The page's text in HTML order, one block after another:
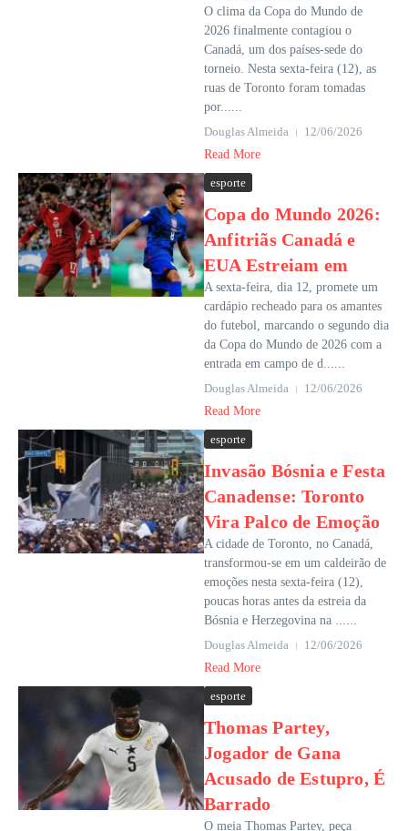
O clima da Copa do Mundo de
2026 finalmente contagiou o
Canadá, um dos países-sede do
torneio. Nesta sexta-feira (12), as
ruas de Toronto foram tomadas
por......
Douglas Almeida
12/06/2026
Read More
esporte
Copa do Mundo 2026:
Anfitriãs Canadá e
EUA Estreiam em
A sexta-feira, dia 12, promete um
cardápio recheado para os amantes
do futebol, marcando o segundo dia
da Copa do Mundo de 2026 com a
entrada em campo de d......
Douglas Almeida
12/06/2026
Read More
esporte
Invasão Bósnia e Festa
Canadense: Toronto
Vira Palco de Emoção
A cidade de Toronto, no Canadá,
transformou-se em um caldeirão de
emoções nesta sexta-feira (12),
poucas horas antes da estreia da
Bósnia e Herzegovina na ......
Douglas Almeida
12/06/2026
Read More
esporte
Thomas Partey,
Jogador de Gana
Acusado de Estupro, É
Barrado
O meia Thomas Partey, peça